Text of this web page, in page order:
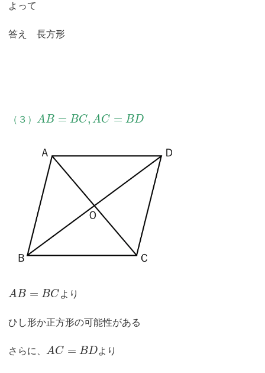
よって
答え 長方形
（３） AB = BC, AC = BD
A B = BC より
ひし形か正方形の可能性がある
さらに、 AC = BDより